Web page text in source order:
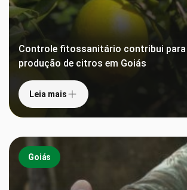
Controle fitossanitário contribui para
produção de citros em Goiás
Leia mais
Goiás